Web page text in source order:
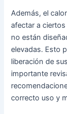
Además, el
afectar a
no están
elevadas. Esto
liberación de
importante
correcto uso y